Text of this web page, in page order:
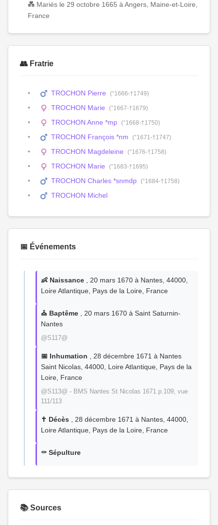
💑 Mariés le 29 octobre 1665 à Angers, Maine-et-Loire,
France
👥 Fratrie
TROCHON Pierre (°1666-†1749)
TROCHON Marie (°1667-†1679)
TROCHON Anne *mp (°1668-†1750)
TROCHON François *nm (°1671-†1747)
TROCHON Magdeleine (°1676-†1758)
TROCHON Marie (°1683-†1695)
TROCHON Charles *snmdp (°1684-†1758)
TROCHON Michel
📅 Événements
👶 Naissance , 20 mars 1670 à Nantes, 44000,
Loire Atlantique, Pays de la Loire, France
⛪ Baptême , 20 mars 1670 à Saint Saturnin-
Nantes
@S117@
📅 Inhumation , 28 décembre 1671 à Nantes
Saint Nicolas, 44000, Loire Atlantique, Pays de la
Loire, France
@S113@ - BMS Nantes St Nicolas 1671 p.109, vue
111/113
✝️ Décès , 28 décembre 1671 à Nantes, 44000,
Loire Atlantique, Pays de la Loire, France
⚰️ Sépulture
📚 Sources